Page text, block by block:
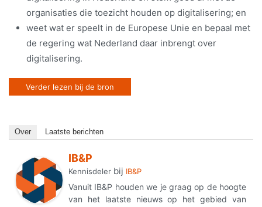
organisaties die toezicht houden op digitalisering; en
weet wat er speelt in de Europese Unie en bepaal met
de regering wat Nederland daar inbrengt over
digitalisering.
Verder lezen bij de bron
Over Laatste berichten
IB&P
Kennisdeler bij IB&P
Vanuit IB&P houden we je graag op de hoogte
van het laatste nieuws op het gebied van